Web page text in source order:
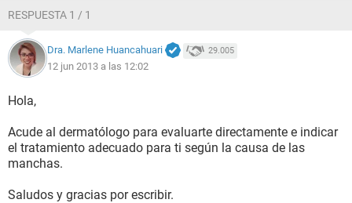
RESPUESTA 1 / 1
Dra. Marlene Huancahuari 29.005
12 jun 2013 a las 12:02
Hola,
Acude al dermatólogo para evaluarte directamente e indicar
el tratamiento adecuado para ti según la causa de las
manchas.
Saludos y gracias por escribir.